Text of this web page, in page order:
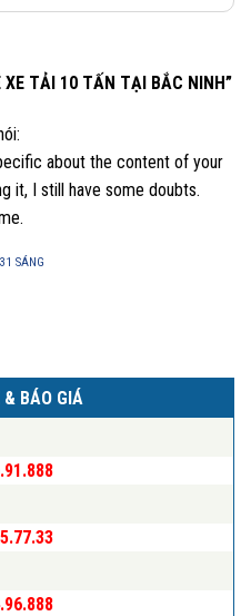
XE TẢI 10 TẤN TẠI BẮC NINH”
about the content of your
it, I still have some doubts.
SÁNG
BÁO GIÁ